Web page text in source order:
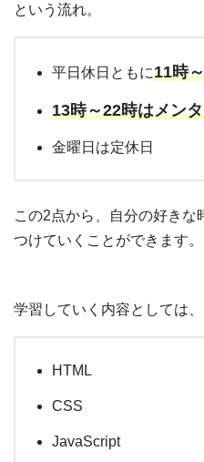
という流れ。
平日休日ともに11時～
13時～22時はメン
金曜日は定休日
この2点から、自分の好きな
つけていくことができます。
学習していく内容としては、
HTML
CSS
JavaScript